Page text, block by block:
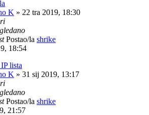
K » 22 tra 2019, 18:30
Postao/la shrike
18:54
lista
K » 31 sij 2019, 13:17
Postao/la shrike
21:57